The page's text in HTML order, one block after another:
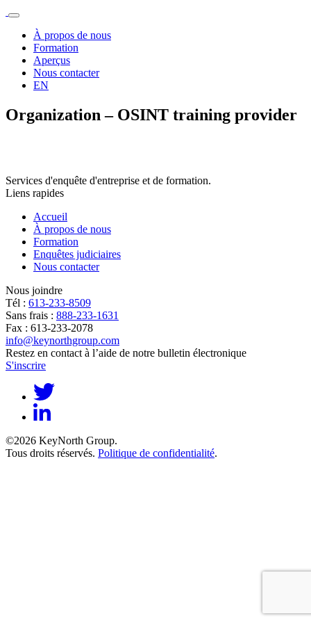
À propos de nous
Formation
Aperçus
Nous contacter
EN
Organization – OSINT training provider
Services d'enquête d'entreprise et de formation.
Liens rapides
Accueil
À propos de nous
Formation
Enquêtes judiciaires
Nous contacter
Nous joindre
Tél : 613-233-8509
Sans frais : 888-233-1631
Fax : 613-233-2078
info@keynorthgroup.com
Restez en contact à l’aide de notre bulletin électronique
S'inscrire
©2026 KeyNorth Group.
Tous droits réservés. Politique de confidentialité.